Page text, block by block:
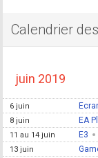
Calendrier
juin 2019
6 juin
8 juin EA
11 au 14 juin E3
13 juin